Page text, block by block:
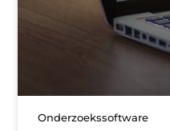
Onderzoekssoftware